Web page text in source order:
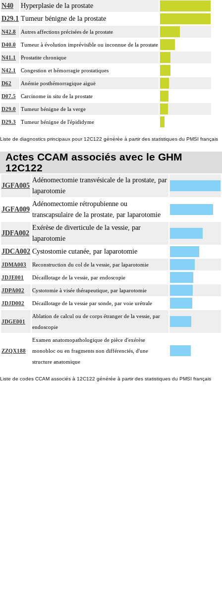
N40
Hyperplasie de la prostate
D29.1 Tumeur bénigne de la prostate
N42.8 Autres affections précisées de la prostate
D40.0 Tumeur à évolution imprévisible ou inconnue de la prostate
N41.1 Prostatite chronique
N42.1 Congestion et hémorragie prostatiques
D62 Anémie posthémorragique aiguë
D07.5 Carcinome in situ de la prostate
D29.0 Tumeur bénigne de la verge
D29.3 Tumeur bénigne de l'épididyme
Liste de diagnostics principaux pour 12C122 générée à partir des statistiques du PMSI français
Actes CCAM associés avec le GHM
12C122
JGFA005
Adénomectomie transvésicale de la prostate, par
laparotomie
JGFA009
Adénomectomie rétropubienne ou
transcapsulaire de la prostate, par laparotomie
JDFA002
Exérèse de diverticule de la vessie, par
laparotomie
JDCA002 Cystostomie cutanée, par laparotomie
JDMA003 Reconstruction du col de la vessie, par laparotomie
JDJE001 Décaillotage de la vessie, par endoscopie
JDPA002 Cystotomie à visée thérapeutique, par laparotomie
JDJD002 Décaillotage de la vessie par sonde, par voie urétrale
JDGE001
Ablation de calcul ou de corps étranger de la vessie, par
endoscopie
ZZQX188
Examen anatomopathologique de pièce d'exérèse
monobloc ou en fragments non différenciés, d'une
structure anatomique
Liste de codes CCAM associés à 12C122 générée à partir des statistiques du PMSI français